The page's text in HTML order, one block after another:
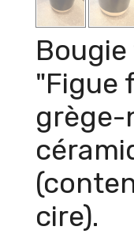
"Figue
grège-
cire).